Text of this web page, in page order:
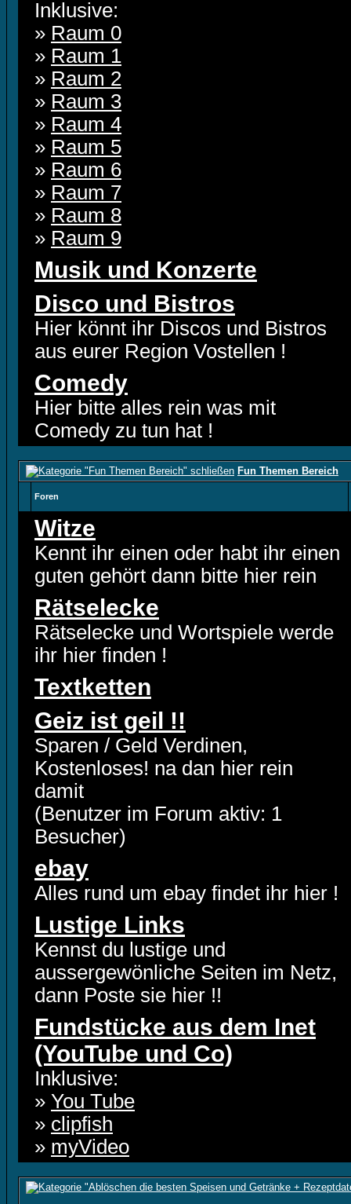
Inklusive:
» Raum 0
» Raum 1
» Raum 2
» Raum 3
» Raum 4
» Raum 5
» Raum 6
» Raum 7
» Raum 8
» Raum 9
Musik und Konzerte
Disco und Bistros
Hier könnt ihr Discos und Bistros
aus eurer Region Vostellen !
Comedy
Hier bitte alles rein was mit
Comedy zu tun hat !
Fun Themen Bereich
Foren
Witze
Kennt ihr einen oder habt ihr einen
guten gehört dann bitte hier rein
Rätselecke
Rätselecke und Wortspiele werde
ihr hier finden !
Textketten
Geiz ist geil !!
Sparen / Geld Verdinen,
Kostenloses! na dan hier rein
damit
(Benutzer im Forum aktiv: 1
Besucher)
ebay
Alles rund um ebay findet ihr hier !
Lustige Links
Kennst du lustige und
aussergewönliche Seiten im Netz,
dann Poste sie hier !!
Fundstücke aus dem Inet
(YouTube und Co)
Inklusive:
» You Tube
» clipfish
» myVideo